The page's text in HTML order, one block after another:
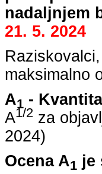
nadaljnjem
21. 5. 2024
maksimalno
A1 -
A1/2 za
2024)
Ocena A1 je